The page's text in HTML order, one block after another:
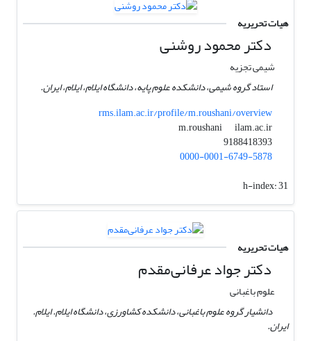
هیات تحریریه
دکتر محمود روشنی
شیمی تجزیه
استاد گروه شیمی، دانشکده علوم پایه، دانشگاه ایلام، ایلام، ایران.
rms.ilam.ac.ir/profile/m.roushani/overview
m.roushani
ilam.ac.ir
9188418393
0000-0001-6749-5878
h-index:31
هیات تحریریه
دکتر جواد عرفانی‌مقدم
علوم باغبانی
دانشیار گروه علوم باغبانی، دانشکده کشاورزی، دانشگاه ایلام. ایلام.
ایران.